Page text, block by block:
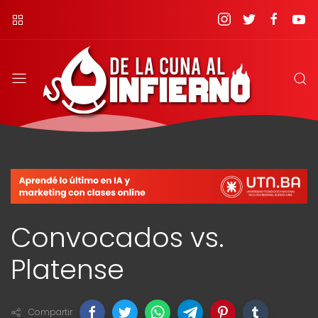
Convocados vs.
Platense
Compartir